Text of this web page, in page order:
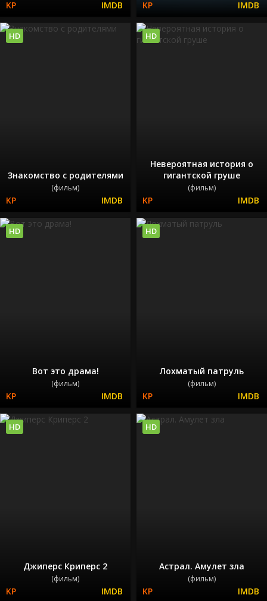
Знакомство с родителями
(фильм)
HD
Невероятная история о
гигантской груше
(фильм)
HD
Вот это драма!
(фильм)
HD
Лохматый патруль
(фильм)
HD
Джиперс Криперс 2
(фильм)
HD
Астрал. Амулет зла
(фильм)
HD